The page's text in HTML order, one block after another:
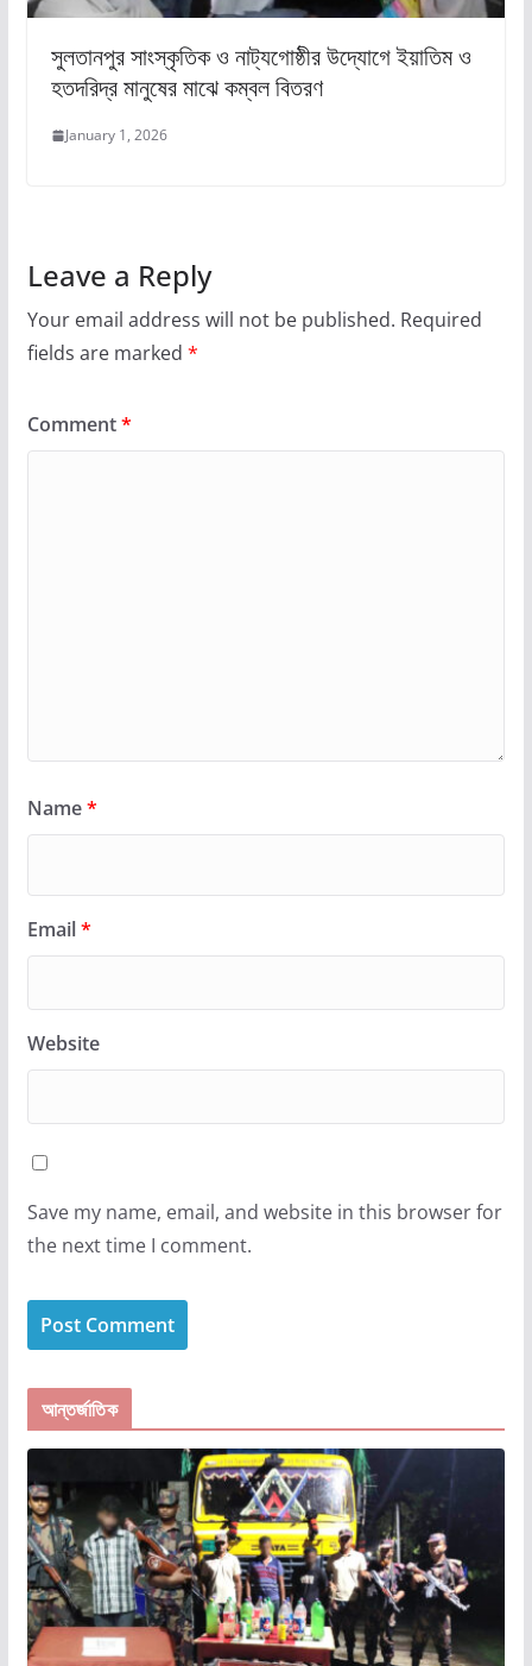
সুলতানপুর সাংস্কৃতিক ও নাট্যগোষ্ঠীর উদ্যোগে ইয়াতিম ও
হতদরিদ্র মানুষের মাঝে কম্বল বিতরণ
January 1, 2026
Leave a Reply
Your email address will not be published. Required
fields are marked *
Comment*
Name*
Email*
Website
Save my name, email, and website in this browser for
the next time I comment.
আন্তর্জাতিক